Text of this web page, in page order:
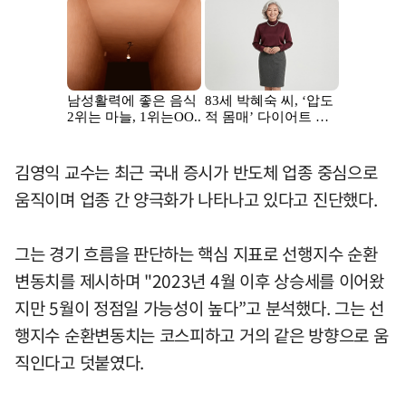
김영익 교수는 최근 국내 증시가 반도체 업종 중심으로
움직이며 업종 간 양극화가 나타나고 있다고 진단했다.
그는 경기 흐름을 판단하는 핵심 지표로 선행지수 순환
변동치를 제시하며 "2023년 4월 이후 상승세를 이어왔
지만 5월이 정점일 가능성이 높다”고 분석했다. 그는 선
행지수 순환변동치는 코스피하고 거의 같은 방향으로 움
직인다고 덧붙였다.